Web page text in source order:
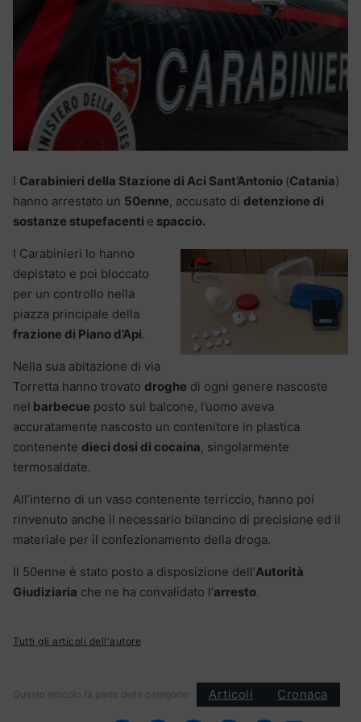
I Carabinieri della Stazione di Aci Sant’Antonio (Catania)
hanno arrestato un 50enne, accusato di detenzione di
sostanze stupefacenti e spaccio.
I Carabinieri lo hanno
depistato e poi bloccato
per un controllo nella
piazza principale della
frazione di Piano d’Api.
Nella sua abitazione di via
Torretta hanno trovato droghe di ogni genere nascoste
nel barbecue posto sul balcone, l’uomo aveva
accuratamente nascosto un contenitore in plastica
contenente dieci dosi di cocaina, singolarmente
termosaldate.
All’interno di un vaso contenente terriccio, hanno poi
rinvenuto anche il necessario bilancino di precisione ed il
materiale per il confezionamento della droga.
Il 50enne è stato posto a disposizione dell’Autorità
Giudiziaria che ne ha convalidato l’arresto.
Tutti gli articoli dell'autore
Questo articolo fa parte delle categorie: Articoli Cronaca